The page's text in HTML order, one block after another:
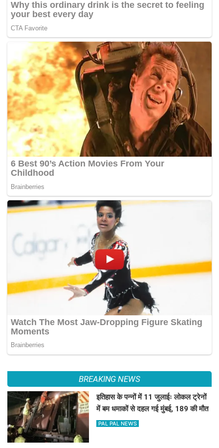
BREAKING NEWS
इतिहास के पन्नों में 11 जुलाईः लोकल ट्रेनों
में बम धमाकों से दहल गई मुंबई, 189 की मौत
PAL PAL NEWS